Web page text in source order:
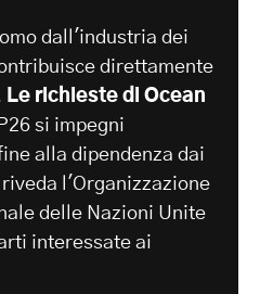
dall'industria dei
direttamente
Le richieste di Ocean
si impegni
alla dipendenza dai
l'Organizzazione
delle Nazioni Unite
interessate ai